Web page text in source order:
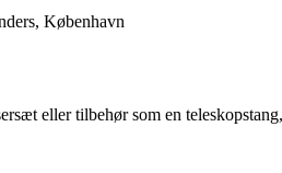
København
eller tilbehør som en